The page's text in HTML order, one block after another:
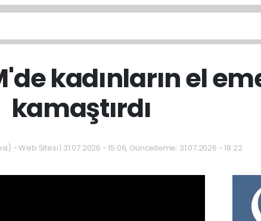
kadınların el
kamaştırdı
- Web Sitesi | 31.07.2026 - 15:06, Güncelleme: 31.07.2026 - 18:22